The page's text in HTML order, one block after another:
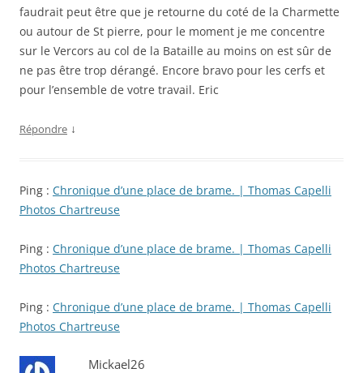
faudrait peut être que je retourne du coté de la Charmette
ou autour de St pierre, pour le moment je me concentre
sur le Vercors au col de la Bataille au moins on est sûr de
ne pas être trop dérangé. Encore bravo pour les cerfs et
pour l’ensemble de votre travail. Eric
Répondre ↓
Ping : Chronique d’une place de brame. | Thomas Capelli
Photos Chartreuse
Ping : Chronique d’une place de brame. | Thomas Capelli
Photos Chartreuse
Ping : Chronique d’une place de brame. | Thomas Capelli
Photos Chartreuse
Mickael26